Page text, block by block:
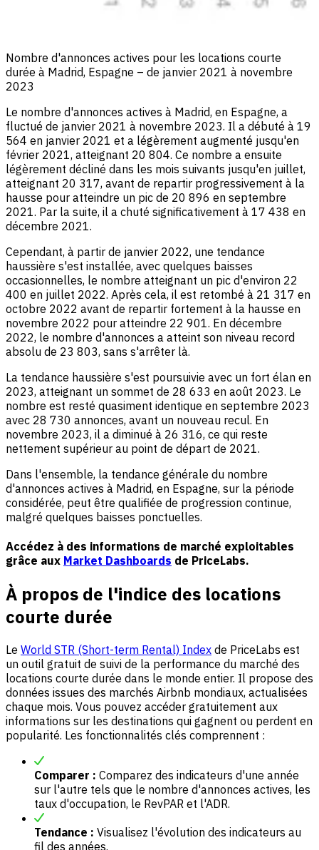
Nombre d'annonces actives pour les locations courte
durée à Madrid, Espagne – de janvier 2021 à novembre
2023
Le nombre d'annonces actives à Madrid, en Espagne, a
fluctué de janvier 2021 à novembre 2023. Il a débuté à 19
564 en janvier 2021 et a légèrement augmenté jusqu'en
février 2021, atteignant 20 804. Ce nombre a ensuite
légèrement décliné dans les mois suivants jusqu'en juillet,
atteignant 20 317, avant de repartir progressivement à la
hausse pour atteindre un pic de 20 896 en septembre
2021. Par la suite, il a chuté significativement à 17 438 en
décembre 2021.
Cependant, à partir de janvier 2022, une tendance
haussière s'est installée, avec quelques baisses
occasionnelles, le nombre atteignant un pic d'environ 22
400 en juillet 2022. Après cela, il est retombé à 21 317 en
octobre 2022 avant de repartir fortement à la hausse en
novembre 2022 pour atteindre 22 901. En décembre
2022, le nombre d'annonces a atteint son niveau record
absolu de 23 803, sans s'arrêter là.
La tendance haussière s'est poursuivie avec un fort élan en
2023, atteignant un sommet de 28 633 en août 2023. Le
nombre est resté quasiment identique en septembre 2023
avec 28 730 annonces, avant un nouveau recul. En
novembre 2023, il a diminué à 26 316, ce qui reste
nettement supérieur au point de départ de 2021.
Dans l'ensemble, la tendance générale du nombre
d'annonces actives à Madrid, en Espagne, sur la période
considérée, peut être qualifiée de progression continue,
malgré quelques baisses ponctuelles.
Accédez à des informations de marché exploitables
grâce aux Market Dashboards de PriceLabs.
À propos de l'indice des locations
courte durée
Le World STR (Short-term Rental) Index de PriceLabs est
un outil gratuit de suivi de la performance du marché des
locations courte durée dans le monde entier. Il propose des
données issues des marchés Airbnb mondiaux, actualisées
chaque mois. Vous pouvez accéder gratuitement aux
informations sur les destinations qui gagnent ou perdent en
popularité. Les fonctionnalités clés comprennent :
Comparer : Comparez des indicateurs d'une année
sur l'autre tels que le nombre d'annonces actives, les
taux d'occupation, le RevPAR et l'ADR.
Tendance : Visualisez l'évolution des indicateurs au
fil des années.